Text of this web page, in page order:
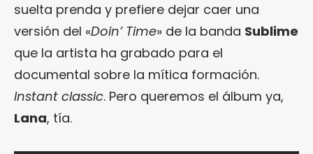
suelta prenda y prefiere dejar caer una
versión del «Doin’ Time» de la banda Sublime
que la artista ha grabado para el
documental sobre la mítica formación.
Instant classic. Pero queremos el álbum ya,
Lana, tía.